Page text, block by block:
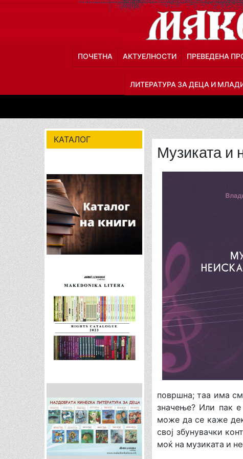
ПОЧЕТНА АКТУЕЛНОСТИ ПРЕВЕДЕНА
ЛИТЕРАТУРА ЗА ДЕЦА И
КАТАЛОГ
Музиката и
површна; таа има
значење? Или пак
може да се каже
свој збунувачки
моќ на музиката и